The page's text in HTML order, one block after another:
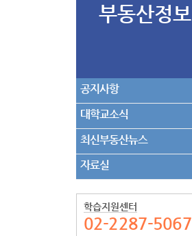
부동산정보
공지사항
대학교소식
최신부동산뉴스
자료실
학습지원센터
02-2287-5067